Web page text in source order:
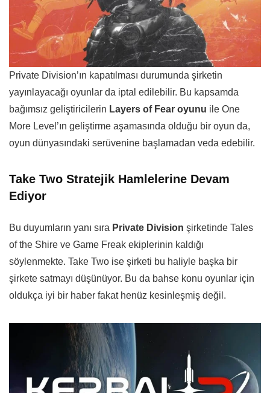
Private Division’ın kapatılması durumunda şirketin
yayınlayacağı oyunlar da iptal edilebilir. Bu kapsamda
bağımsız geliştiricilerin Layers of Fear oyunu ile One
More Level’ın geliştirme aşamasında olduğu bir oyun da,
oyun dünyasındaki serüvenine başlamadan veda edebilir.
Take Two Stratejik Hamlelerine Devam
Ediyor
Bu duyumların yanı sıra Private Division şirketinde Tales
of the Shire ve Game Freak ekiplerinin kaldığı
söylenmekte. Take Two ise şirketi bu haliyle başka bir
şirkete satmayı düşünüyor. Bu da bahse konu oyunlar için
oldukça iyi bir haber fakat henüz kesinleşmiş değil.